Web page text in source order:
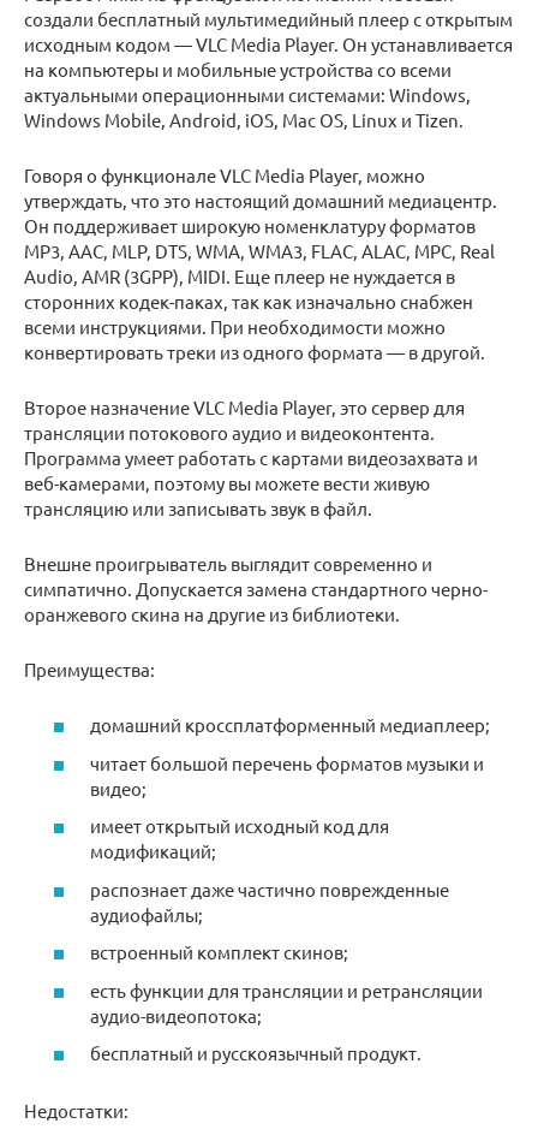
создали бесплатный мультимедийный плеер с открытым
исходным кодом — VLC Media Player. Он устанавливается
на компьютеры и мобильные устройства со всеми
актуальными операционными системами: Windows,
Windows Mobile, Android, iOS, Mac OS, Linux и Tizen.
Говоря о функционале VLC Media Player, можно
утверждать, что это настоящий домашний медиацентр.
Он поддерживает широкую номенклатуру форматов
MP3, AAC, MLP, DTS, WMA, WMA3, FLAC, ALAC, MPC, Real
Audio, AMR (3GPP), MIDI. Еще плеер не нуждается в
сторонних кодек-паках, так как изначально снабжен
всеми инструкциями. При необходимости можно
конвертировать треки из одного формата — в другой.
Второе назначение VLC Media Player, это сервер для
трансляции потокового аудио и видеоконтента.
Программа умеет работать с картами видеозахвата и
веб-камерами, поэтому вы можете вести живую
трансляцию или записывать звук в файл.
Внешне проигрыватель выглядит современно и
симпатично. Допускается замена стандартного черно-
оранжевого скина на другие из библиотеки.
Преимущества:
домашний кроссплатформенный медиаплеер;
читает большой перечень форматов музыки и
видео;
имеет открытый исходный код для
модификаций;
распознает даже частично поврежденные
аудиофайлы;
встроенный комплект скинов;
есть функции для трансляции и ретрансляции
аудио-видеопотока;
бесплатный и русскоязычный продукт.
Недостатки: